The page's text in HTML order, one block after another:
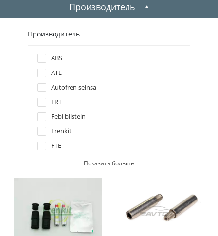
1998
1997
1996
Производитель
Производитель
ABS
ATE
Autofren seinsa
ERT
Febi bilstein
Frenkit
FTE
Показать больше